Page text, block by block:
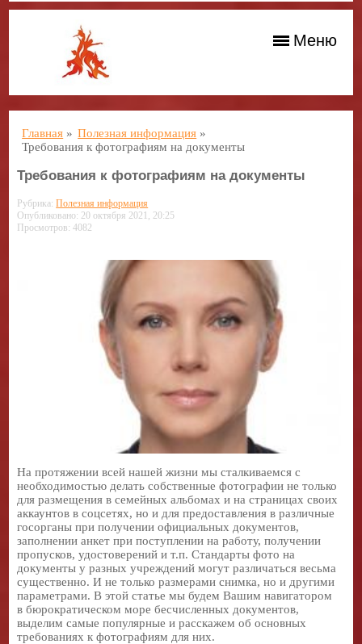
Меню
Главная » Полезная информация »
Требования к фотографиям на документы
Требования к фотографиям на документы
Рубрика:Полезная информация
Опубликовано: 20 октября 2021, 20:25
Просмотров: 4082
На протяжении всей нашей жизни мы сталкиваемся с
необходимостью делать собственные фотографии не только
для размещения в семейных альбомах и на страницах своих
аккаунтов в соцсетях, но и для предоставления в различные
госорганы при получении официальных документов,
заполнении анкет при поступлении на работу, получении
пропусков, удостоверений и т.п. Стандарты фото на
документы у разных учреждений могут различаться весьма
существенно. И не только размерами снимка, но и другими
параметрами. В этой статье мы будем Вашим навигатором
в бюрократическом море бесчисленных документов,
выделим самые популярные и расскажем об основных
требованиях к фотографиям для них.